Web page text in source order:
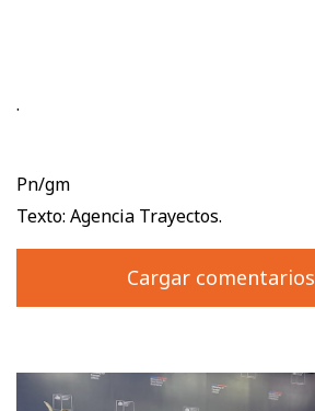
.
Pn/gm
Texto: Agencia Trayectos.
Cargar comentarios